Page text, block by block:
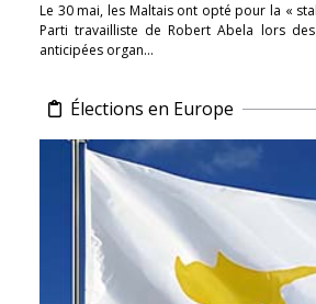
Le 30 mai, les Maltais ont opté pour la «
Parti travailliste de Robert Abela lors
anticipées organ...
Élections en Europe